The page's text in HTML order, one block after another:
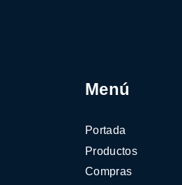
Menú
Portada
Productos
Compras